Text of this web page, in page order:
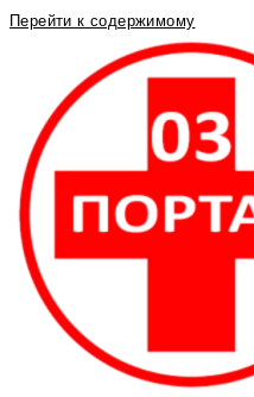
Перейти к содержимому